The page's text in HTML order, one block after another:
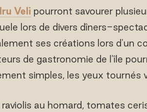
Veli pourront savourer
lors de divers dîners-
ses créations lors d'un
de gastronomie de l'île
simples, les yeux tournés
au homard, tomates